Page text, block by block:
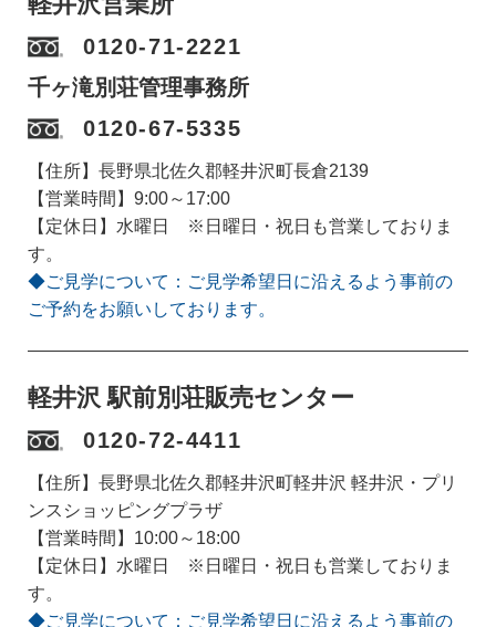
0120-71-2221
千ヶ滝別荘管理事務所
0120-67-5335
【住所】長野県北佐久郡軽井沢町長倉2139
【営業時間】9:00～17:00
【定休日】水曜日 ※日曜日・祝日も営業しておりま
す。
◆ご見学について：ご見学希望日に沿えるよう事前の
ご予約をお願いしております。
軽井沢 駅前別荘販売センター
0120-72-4411
【住所】長野県北佐久郡軽井沢町軽井沢 軽井沢・プリ
ンスショッピングプラザ
【営業時間】10:00～18:00
【定休日】水曜日 ※日曜日・祝日も営業しておりま
す。
◆ご見学について：ご見学希望日に沿えるよう事前の